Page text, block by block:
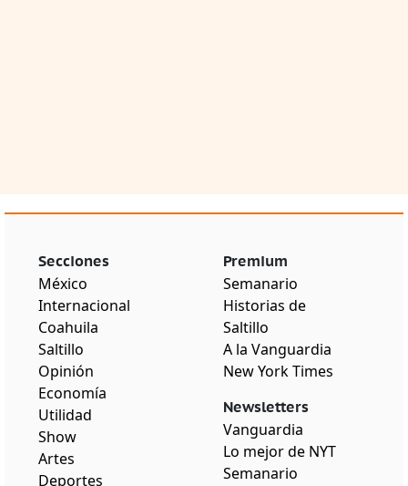
Secciones
México
Internacional
Coahuila
Saltillo
Opinión
Economía
Utilidad
Show
Artes
Deportes
Premium
Semanario
Historias de
Saltillo
A la Vanguardia
New York Times
Newsletters
Vanguardia
Lo mejor de NYT
Semanario